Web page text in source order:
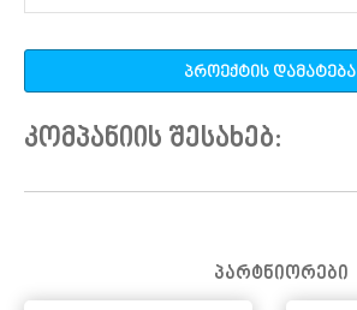
პროექტის დამატება
კომპანიის შესახებ:
პარტნიორები